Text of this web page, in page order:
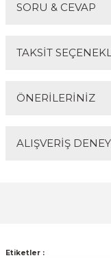
SORU & CEVAP
TAKSİT
ÖNERİLERİNİZ
Bu ürünün fiyat
ALIŞVERİŞ
Etiketler :